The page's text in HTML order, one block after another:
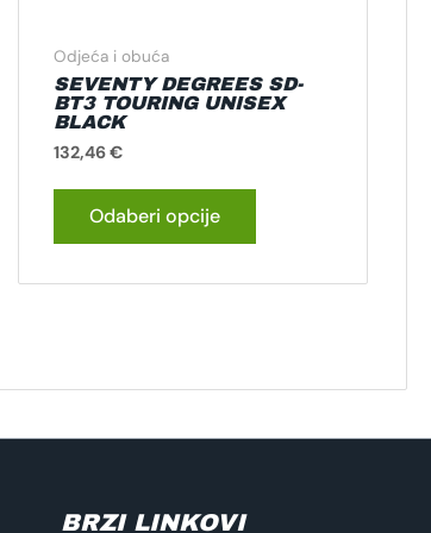
Odjeća i obuća
SEVENTY DEGREES SD-
BT3 TOURING UNISEX
BLACK
132,46€
Odaberi opcije
BRZI LINKOVI